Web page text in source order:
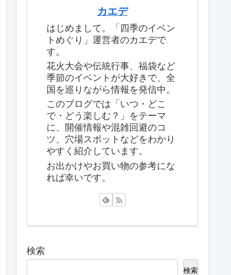
カエデ
はじめまして。「四季のイベン
トめぐり」運営者のカエデで
す。
花火大会や伝統行事、福袋など
季節のイベントが大好きで、全
国を巡りながら情報を発信中。
このブログでは「いつ・どこ
で・どう楽しむ？」をテーマ
に、開催情報や混雑回避のコ
ツ、穴場スポットなどをわかり
やすく紹介しています。
お出かけやお買い物の参考にな
れば幸いです。
検索
検索